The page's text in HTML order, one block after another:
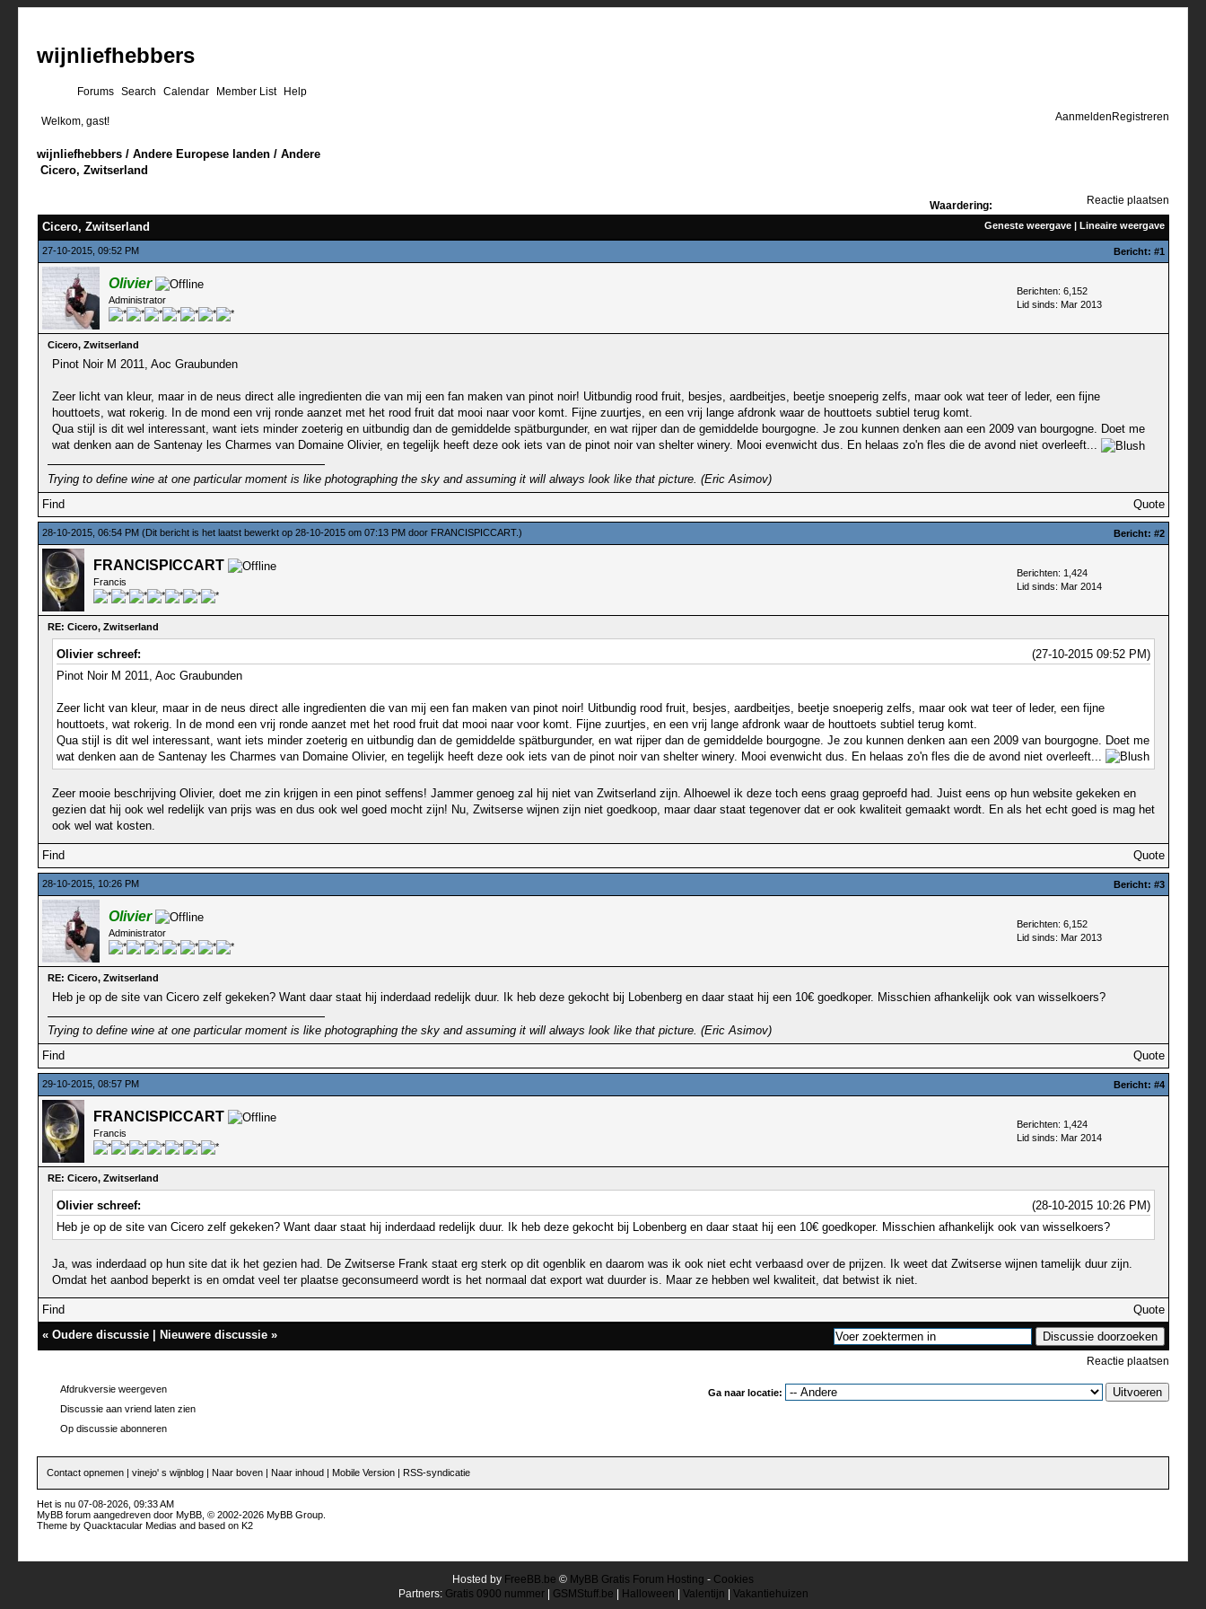
wijnliefhebbers
Forums Search Calendar Member List
Help
Aanmelden Registreren
Welkom, gast!
wijnliefhebbers /Andere Europese landen /Andere
Cicero, Zwitserland
Reactie plaatsen
Waardering:
Geneste weergave| Lineaire weergave
Cicero, Zwitserland
27-10-2015, 09:52 PM Bericht: #1
Olivier
Administrator
Berichten: 6,152
Lid sinds: Mar 2013
Cicero, Zwitserland
Pinot Noir M 2011, Aoc Graubunden
Zeer licht van kleur, maar in de neus direct alle ingredienten die van mij een fan maken van pinot noir! Uitbundig rood fruit, besjes, aardbeitjes, beetje snoeperig zelfs, maar ook wat teer of leder, een fijne
houttoets, wat rokerig. In de mond een vrij ronde aanzet met het rood fruit dat mooi naar voor komt. Fijne zuurtjes, en een vrij lange afdronk waar de houttoets subtiel terug komt.
Qua stijl is dit wel interessant, want iets minder zoeterig en uitbundig dan de gemiddelde spätburgunder, en wat rijper dan de gemiddelde bourgogne. Je zou kunnen denken aan een 2009 van bourgogne. Doet me
wat denken aan de Santenay les Charmes van Domaine Olivier, en tegelijk heeft deze ook iets van de pinot noir van shelter winery. Mooi evenwicht dus. En helaas zo'n fles die de avond niet overleeft...
Trying to define wine at one particular moment is like photographing the sky and assuming it will always look like that picture. (Eric Asimov)
Find
Quote
28-10-2015, 06:54 PM (Dit bericht is het laatst bewerkt op 28-10-2015 om 07:13 PM door FRANCISPICCART.) Bericht: #2
FRANCISPICCART
Francis
Berichten: 1,424
Lid sinds: Mar 2014
RE: Cicero, Zwitserland
(27-10-2015 09:52 PM)
Olivier schreef:
Pinot Noir M 2011, Aoc Graubunden
Zeer licht van kleur, maar in de neus direct alle ingredienten die van mij een fan maken van pinot noir! Uitbundig rood fruit, besjes, aardbeitjes, beetje snoeperig zelfs, maar ook wat teer of leder, een fijne
houttoets, wat rokerig. In de mond een vrij ronde aanzet met het rood fruit dat mooi naar voor komt. Fijne zuurtjes, en een vrij lange afdronk waar de houttoets subtiel terug komt.
Qua stijl is dit wel interessant, want iets minder zoeterig en uitbundig dan de gemiddelde spätburgunder, en wat rijper dan de gemiddelde bourgogne. Je zou kunnen denken aan een 2009 van bourgogne. Doet me
wat denken aan de Santenay les Charmes van Domaine Olivier, en tegelijk heeft deze ook iets van de pinot noir van shelter winery. Mooi evenwicht dus. En helaas zo'n fles die de avond niet overleeft...
Zeer mooie beschrijving Olivier, doet me zin krijgen in een pinot seffens! Jammer genoeg zal hij niet van Zwitserland zijn. Alhoewel ik deze toch eens graag geproefd had. Juist eens op hun website gekeken en
gezien dat hij ook wel redelijk van prijs was en dus ook wel goed mocht zijn! Nu, Zwitserse wijnen zijn niet goedkoop, maar daar staat tegenover dat er ook kwaliteit gemaakt wordt. En als het echt goed is mag het
ook wel wat kosten.
Find Quote
28-10-2015, 10:26 PM Bericht: #3
Olivier
Administrator
Berichten: 6,152
Lid sinds: Mar 2013
RE: Cicero, Zwitserland
Heb je op de site van Cicero zelf gekeken? Want daar staat hij inderdaad redelijk duur. Ik heb deze gekocht bij Lobenberg en daar staat hij een 10€ goedkoper. Misschien afhankelijk ook van wisselkoers?
Trying to define wine at one particular moment is like photographing the sky and assuming it will always look like that picture. (Eric Asimov)
Find
Quote
29-10-2015, 08:57 PM Bericht: #4
FRANCISPICCART
Francis
Berichten: 1,424
Lid sinds: Mar 2014
RE: Cicero, Zwitserland
(28-10-2015 10:26 PM)
Olivier schreef:
Heb je op de site van Cicero zelf gekeken? Want daar staat hij inderdaad redelijk duur. Ik heb deze gekocht bij Lobenberg en daar staat hij een 10€ goedkoper. Misschien afhankelijk ook van wisselkoers?
Ja, was inderdaad op hun site dat ik het gezien had. De Zwitserse Frank staat erg sterk op dit ogenblik en daarom was ik ook niet echt verbaasd over de prijzen. Ik weet dat Zwitserse wijnen tamelijk duur zijn.
Omdat het aanbod beperkt is en omdat veel ter plaatse geconsumeerd wordt is het normaal dat export wat duurder is. Maar ze hebben wel kwaliteit, dat betwist ik niet.
Find
Quote
« Oudere discussie| Nieuwere discussie»
Reactie plaatsen
Afdrukversie weergeven
Discussie aan vriend laten zien
Op discussie abonneren
Ga naar locatie:
Contact opnemen |vinejo' s wijnblog | Naar boven | Naar inhoud | Mobile Version | RSS-syndicatie
Het is nu 07-08-2026, 09:33 AM
MyBB forum aangedreven doorMyBB , © 2002-2026MyBB Group
Theme byQuacktacular Medias and based onK2
Hosted by FreeBB.be © MyBB Gratis Forum Hosting - Cookies
Partners: Gratis 0900 nummer| GSMStuff.be Halloween Valentijn Vakantiehuizen